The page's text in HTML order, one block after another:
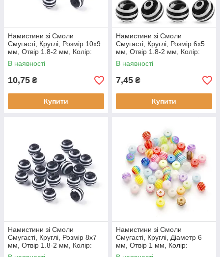
Намистини зі Смоли
Смугасті, Круглі, Розмір 10x9
мм, Отвір 1.8-2 мм, Колір:
Чорний, (10 шт./уп)
В наявності
10,75 ₴
Купити
Намистини зі Смоли
Смугасті, Круглі, Розмір 6x5
мм, Отвір 1.8-2 мм, Колір:
Чорний, (10 шт./уп)
В наявності
7,45 ₴
Купити
Намистини зі Смоли
Смугасті, Круглі, Розмір 8x7
мм, Отвір 1.8-2 мм, Колір:
Чорний, (10 шт./уп)
Намистини зі Смоли
Смугасті, Круглі, Діаметр 6
мм, Отвір 1 мм, Колір:
Різнокольоровий, (10 шт./уп)